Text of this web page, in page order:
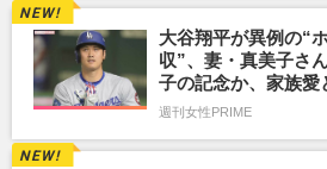
大谷翔平が異例の“
収”、妻・真美子さ
子の記念か、家族愛
週刊女性PRIME